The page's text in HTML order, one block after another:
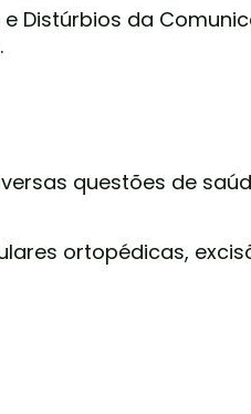
Distúrbios da
questões de
ortopédicas,